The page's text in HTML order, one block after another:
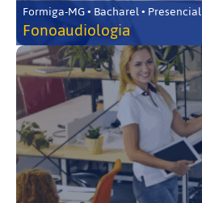
Formiga-MG • Bacharel • Presencial
Fonoaudiologia